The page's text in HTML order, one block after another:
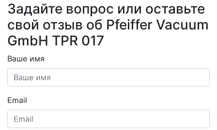
Задайте вопрос или оставьте
свой отзыв об Pfeiffer Vacuum
GmbH TPR 017
Ваше имя
Email